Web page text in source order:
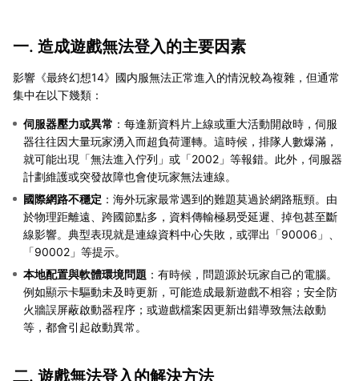
一. 造成遊戲無法登入的主要因素
影響《最終幻想14》國内服無法正常進入的情況較為複雜，但通常
集中在以下幾類：
伺服器壓力或異常 ：每逢新資料片上線或重大活動開啟時，伺服
器往往因大量玩家湧入而超負荷運轉。這時候，排隊人數爆滿，
就可能出現「無法進入佇列」或「2002」等報錯。此外，伺服器
計劃維護或突發故障也會使玩家無法連線。
國際網路不穩定 ：海外玩家最常遇到的難題莫過於網路瓶頸。由
於物理距離遠、跨國節點多，資料傳輸極易受延遲、掉包甚至斷
線影響。典型表現就是連線資料中心失敗，或彈出「90006」、
「90002」等提示。
本地配置與軟體環境問題 ：有時候，問題源於玩家自己的電腦。
例如顯示卡驅動未及時更新，可能造成最新遊戲不相容；安全防
火牆誤屏蔽啟動器程序；或遊戲檔案因更新出錯導致無法啟動
等，都會引起啟動異常。
二. 遊戲無法登入的解決方法